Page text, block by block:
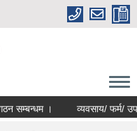
। व्यवसाय/ फर्म/ उपभोक्ता